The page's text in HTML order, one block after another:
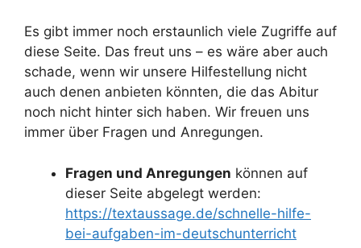
Es gibt immer noch erstaunlich viele Zugriffe auf
diese Seite. Das freut uns – es wäre aber auch
schade, wenn wir unsere Hilfestellung nicht
auch denen anbieten könnten, die das Abitur
noch nicht hinter sich haben. Wir freuen uns
immer über Fragen und Anregungen.
Fragen und Anregungen können auf
dieser Seite abgelegt werden:
https://textaussage.de/schnelle-hilfe-
bei-aufgaben-im-deutschunterricht